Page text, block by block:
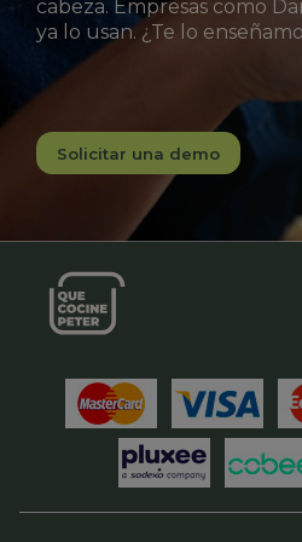
cabeza. Empresas como
ya lo usan. ¿Te lo
Solicitar una demo